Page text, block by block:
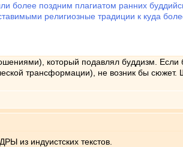
более поздним плагиатом ранних
религиозные традиции к куда
который подавлял буддизм.
трансформации), не возник бы
из индуистских текстов.